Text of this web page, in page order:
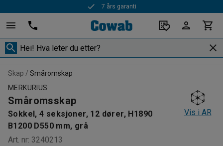
7 års garanti
Skap
Småromskap
MERKURIUS
Småromsskap
Sokkel, 4 seksjoner, 12 dører, H1890
B1200 D550 mm, grå
Art. nr: 3240213
Vis i AR